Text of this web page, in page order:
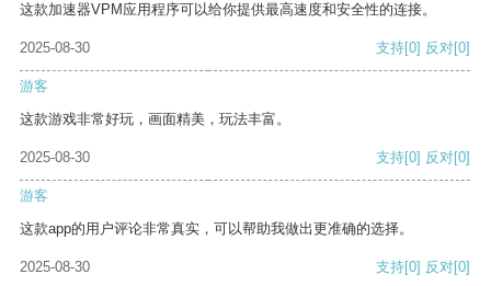
这款加速器VPM应用程序可以给你提供最高速度和安全性的连接。
2025-08-30 支持[0] 反对[0]
游客
这款游戏非常好玩，画面精美，玩法丰富。
2025-08-30 支持[0] 反对[0]
游客
这款app的用户评论非常真实，可以帮助我做出更准确的选择。
2025-08-30 支持[0] 反对[0]